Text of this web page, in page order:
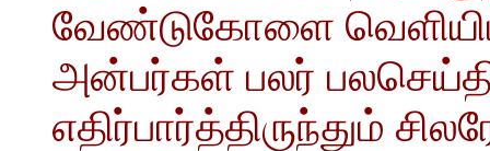
வேண்டுகோளை
அன்பர்கள் பலர்
எதிர்பார்த்திருந்தும்